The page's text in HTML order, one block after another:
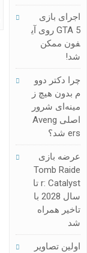
اجرای بازی
GTA 5 روی آی
فون ممکن
شد!
چرا دکتر دوو
م بدون هیچ ز
مینه‌ای شرور
اصلی Aveng
Ers شد؟
عرضه بازی
Tomb Raide
R: Catalyst تا
سال 2028 با
تاخیر همراه
شد
اولین تصاویر